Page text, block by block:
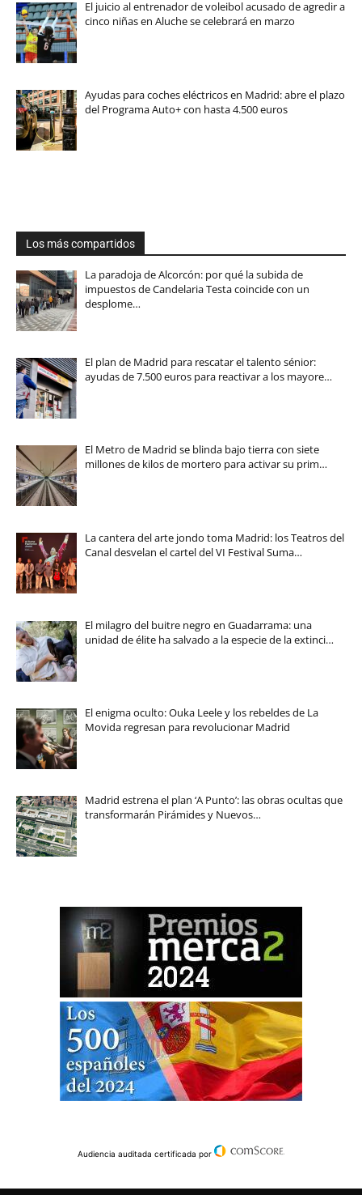
El juicio al entrenador de voleibol acusado de agredir a
cinco niñas en Aluche se celebrará en marzo
Ayudas para coches eléctricos en Madrid: abre el plazo
del Programa Auto+ con hasta 4.500 euros
Los más compartidos
La paradoja de Alcorcón: por qué la subida de
impuestos de Candelaria Testa coincide con un
desplome…
El plan de Madrid para rescatar el talento sénior:
ayudas de 7.500 euros para reactivar a los mayore…
El Metro de Madrid se blinda bajo tierra con siete
millones de kilos de mortero para activar su prim…
La cantera del arte jondo toma Madrid: los Teatros del
Canal desvelan el cartel del VI Festival Suma…
El milagro del buitre negro en Guadarrama: una
unidad de élite ha salvado a la especie de la extinci…
El enigma oculto: Ouka Leele y los rebeldes de La
Movida regresan para revolucionar Madrid
Madrid estrena el plan ‘A Punto’: las obras ocultas que
transformarán Pirámides y Nuevos…
Audiencia auditada certificada por